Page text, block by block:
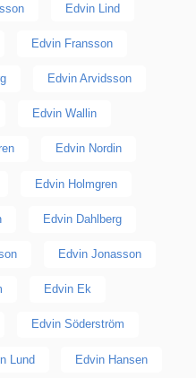
Edvin Lind
Edvin Fransson
Edvin Arvidsson
Edvin Wallin
Edvin Nordin
Edvin Holmgren
Edvin Dahlberg
Edvin Jonasson
Edvin Ek
Edvin Söderström
Lund Edvin Hansen